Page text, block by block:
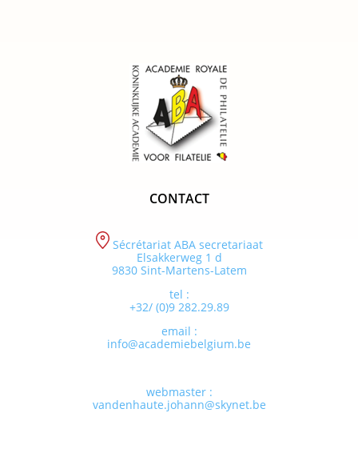
CONTACT
Sécrétariat ABA secretariaat
Elsakkerweg 1 d
9830 Sint-Martens-Latem
tel :
+32/ (0)9 282.29.89
email :
info@academiebelgium.be
webmaster :
vandenhaute.johann@skynet.be